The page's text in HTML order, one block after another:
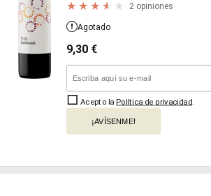
2 opiniones
Agotado
9,30 €
Acepto la Política de privacidad
¡AVÍSENME!